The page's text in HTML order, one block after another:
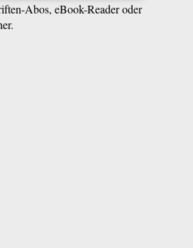
Abos, eBook-Reader oder